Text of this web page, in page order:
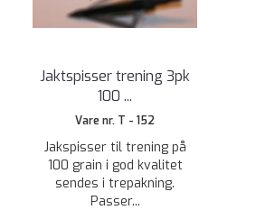
Jaktspisser trening 3pk
100 ...
Vare nr. T - 152
Jakspisser til trening på
100 grain i god kvalitet
sendes i trepakning.
Passer...